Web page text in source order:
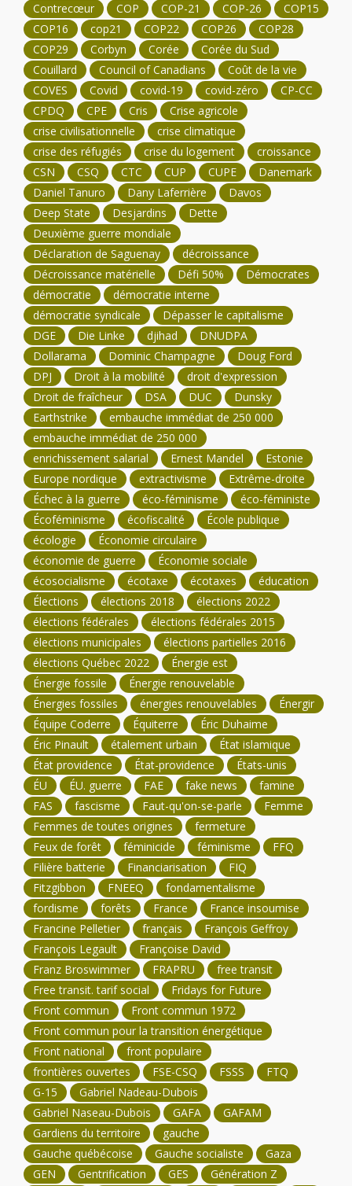
Contrecœur
COP COP-21 COP-26
COP15
COP16
cop21 COP22 COP26
COP28
COP29
Corbyn Corée
Corée du Sud
Couillard
Council of Canadians
Coût de la vie
COVES
Covid covid-19 covid-zéro
CP-CC
CPDQ
CPE Cris
Crise agricole
crise civilisationnelle
crise climatique
crise des réfugiés
crise du logement
croissance
CSN
CSQ CTC CUP CUPE
Danemark
Daniel Tanuro
Dany Laferrière
Davos
Deep State
Desjardins
Dette
Deuxième guerre mondiale
Déclaration de Saguenay
décroissance
Décroissance matérielle
Défi 50%
Démocrates
démocratie
démocratie interne
démocratie syndicale
Dépasser le capitalisme
DGE
Die Linke djihad
DNUDPA
Dollarama
Dominic Champagne
Doug Ford
DPJ
Droit à la mobilité
droit d'expression
Droit de fraîcheur
DSA DUC
Dunsky
Earthstrike
embauche immédiat de 250 000
embauche immédiat de 250 000
enrichissement salarial
Ernest Mandel
Estonie
Europe nordique
extractivisme
Extrême-droite
Échec à la guerre
éco-féminisme
éco-féministe
Écoféminisme
écofiscalité
École publique
écologie
Économie circulaire
économie de guerre
Économie sociale
écosocialisme
écotaxe écotaxes
éducation
Élections
élections 2018
élections 2022
élections fédérales
élections fédérales 2015
élections municipales
élections partielles 2016
élections Québec 2022
Énergie est
Énergie fossile
Énergie renouvelable
Énergies fossiles
énergies renouvelables
Énergir
Équipe Coderre
Équiterre
Éric Duhaime
Éric Pinault
étalement urbain
État islamique
État providence
État-providence
États-unis
ÉU
ÉU. guerre FAE fake news
famine
FAS
fascisme Faut-qu'on-se-parle
Femme
Femmes de toutes origines
fermeture
Feux de forêt
féminicide féminisme
FFQ
Filière batterie
Financiarisation
FIQ
Fitzgibbon
FNEEQ
fondamentalisme
fordisme
forêts France
France insoumise
Francine Pelletier
français
François Geffroy
François Legault
Françoise David
Franz Broswimmer
FRAPRU
free transit
Free transit. tarif social
Fridays for Future
Front commun
Front commun 1972
Front commun pour la transition énergétique
Front national
front populaire
frontières ouvertes
FSE-CSQ FSSS
FTQ
G-15
Gabriel Nadeau-Dubois
Gabriel Naseau-Dubois
GAFA
GAFAM
Gardiens du territoire
gauche
Gauche québécoise
Gauche socialiste
Gaza
GEN
Gentrification GES
Génération Z